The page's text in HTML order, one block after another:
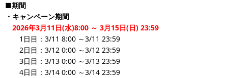
■期間
・キャンペーン期間
2026年3月11日(水)8:00 ～ 3月15日(日) 23:59
1日目：3/11 8:00 ～3/11 23:59
2日目：3/12 0:00 ～3/12 23:59
3日目：3/13 0:00 ～3/13 23:59
4日目：3/14 0:00 ～3/14 23:59